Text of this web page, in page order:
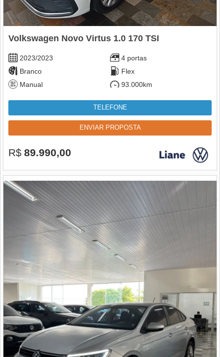
Volkswagen Novo Virtus 1.0 170 TSI
2023/2023
4 portas
Branco
Flex
Manual
93.000km
TELEFONE
ENVIAR PROPOSTA
R$ 89.990,00